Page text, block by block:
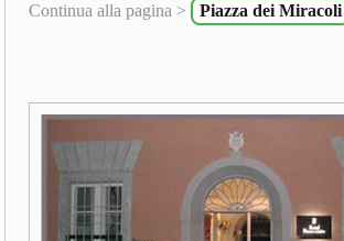
Continua alla pagina > Piazza dei Miracoli